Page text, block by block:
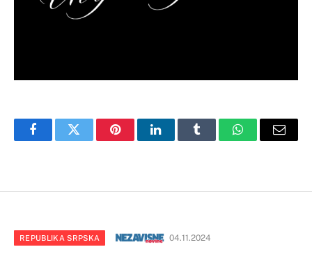
FacebookTwitter PinterestLinkedInTumblr WhatsAppEmail
REPUBLIKA SRPSKA 04.11.2024